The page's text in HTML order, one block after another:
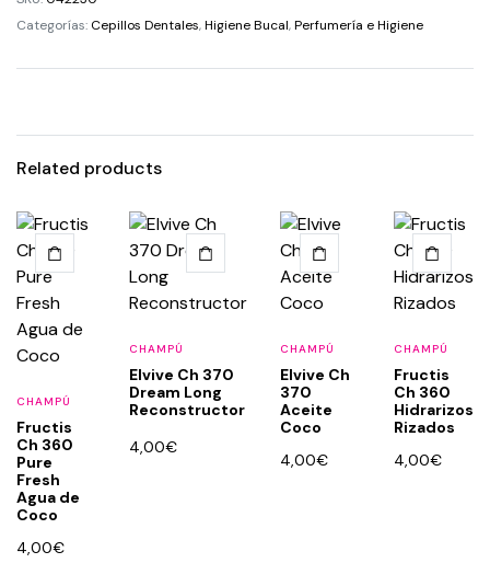
Categorías: Cepillos Dentales,Higiene Bucal,Perfumería e Higiene
Related products
CHAMPÚ
Fructis
Ch 360
Pure
Fresh
Agua de
Coco
4,00€
CHAMPÚ
Elvive Ch 370
Dream Long
Reconstructor
4,00€
CHAMPÚ
Elvive Ch
370
Aceite
Coco
4,00€
CHAMPÚ
Fructis
Ch 360
Hidrarizos
Rizados
4,00€